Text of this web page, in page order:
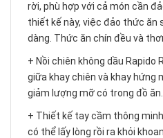
rời, phù hợp với cả món cần
thiết kế này, việc đảo thức ăn
dàng. Thức ăn chín đều và
+ Nồi chiên không dầu Rapido
giữa khay chiên và khay hứng
giảm lượng mỡ có trong đồ ăn.
+ Thiết kế tay cầm thông
có thể lấy lòng rồi ra khỏi